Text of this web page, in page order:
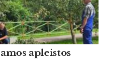
apleistos